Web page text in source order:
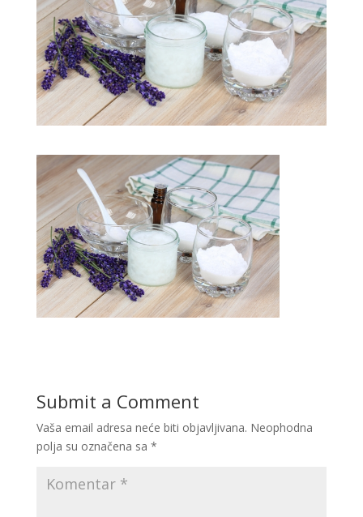
Submit a Comment
Vaša email adresa neće biti objavljivana. Neophodna
polja su označena sa *